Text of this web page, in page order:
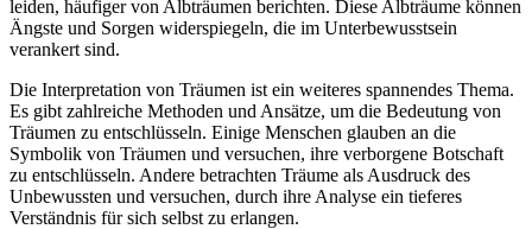
leiden, häufiger von Albträumen berichten. Diese Albträume können
Ängste und Sorgen widerspiegeln, die im Unterbewusstsein
verankert sind.
Die Interpretation von Träumen ist ein weiteres spannendes Thema.
Es gibt zahlreiche Methoden und Ansätze, um die Bedeutung von
Träumen zu entschlüsseln. Einige Menschen glauben an die
Symbolik von Träumen und versuchen, ihre verborgene Botschaft
zu entschlüsseln. Andere betrachten Träume als Ausdruck des
Unbewussten und versuchen, durch ihre Analyse ein tieferes
Verständnis für sich selbst zu erlangen.